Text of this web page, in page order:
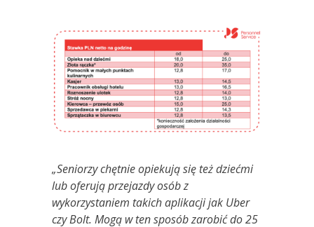
„Seniorzy chętnie opiekują się też dziećmi
lub oferują przejazdy osób z
wykorzystaniem takich aplikacji jak Uber
czy Bolt. Mogą w ten sposób zarobić do 25